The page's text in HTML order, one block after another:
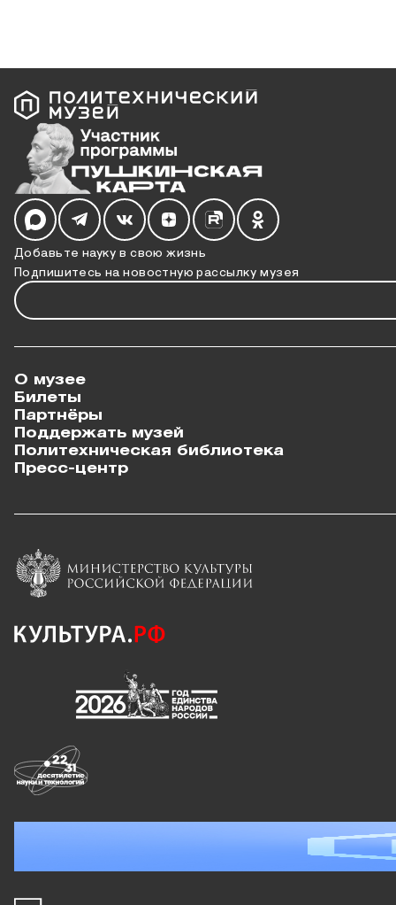
Добавьте науку в свою жизнь
Подпишитесь на новостную рассылку музея
Мы в социальных сетях
О музее
Билеты
Партнёры
Поддержать музей
Политехническая библиотека
Пресс-центр